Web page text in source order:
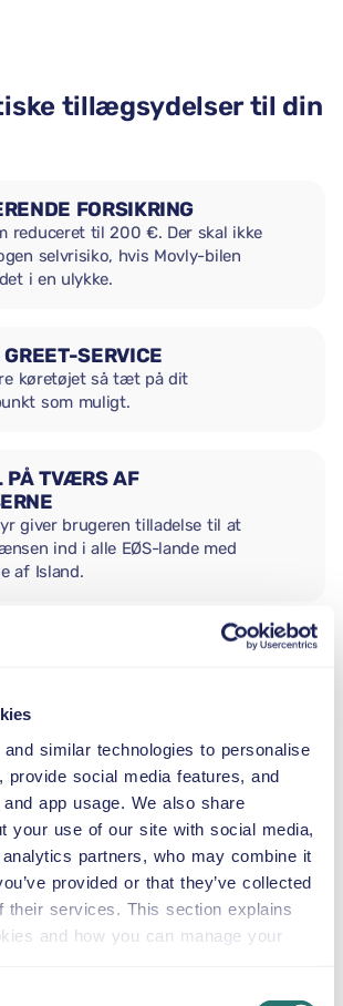
similar technologies to personalise
provide social media features, and
app usage. We also share
your use of our site with social media,
partners, who may combine it
provided or that they’ve collected
their services. This section explains
and how you can manage your
tillægsydelser til din
FORSIKRING
reduceret til 200 €. Der skal ikke
selvrisiko, hvis Movly-bilen
i en ulykke.
SERVICE
køretøjet så tæt på dit
som muligt.
PÅ TVÆRS AF
giver brugeren tilladelse til at
ind i alle EØS-lande med
af Island.